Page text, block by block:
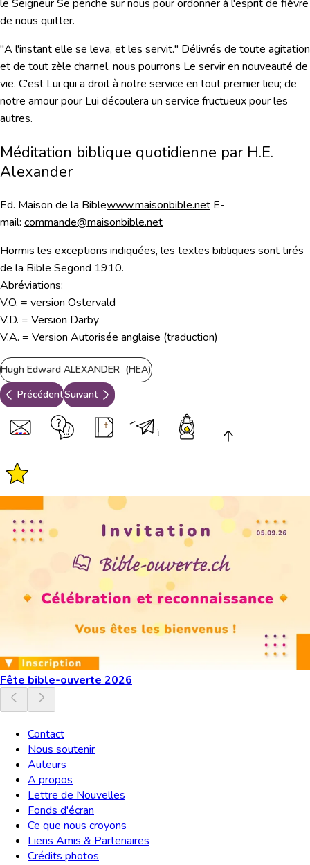
le Seigneur Se penche sur nous pour ordonner à l'esprit de fièvre
de nous quitter.
"A l'instant elle se leva, et les servit." Délivrés de toute agitation
et de tout zèle charnel, nous pourrons Le servir en nouveauté de
vie. C'est Lui qui a droit à notre service en tout premier lieu; de
notre amour pour Lui découlera un service fructueux pour les
autres.
Méditation biblique quotidienne par H.E.
Alexander
Ed. Maison de la Biblewww.maisonbible.net E-
mail: commande@maisonbible.net
Hormis les exceptions indiquées, les textes bibliques sont tirés
de la Bible Segond 1910.
Abréviations:
V.O. = version Ostervald
V.D. = Version Darby
V.A. = Version Autorisée anglaise (traduction)
Hugh Edward ALEXANDER (HEA)
PrécédentSuivant
Fête bible-ouverte 2026
Contact
Nous soutenir
Auteurs
A propos
Lettre de Nouvelles
Fonds d'écran
Ce que nous croyons
Liens Amis & Partenaires
Crédits photos